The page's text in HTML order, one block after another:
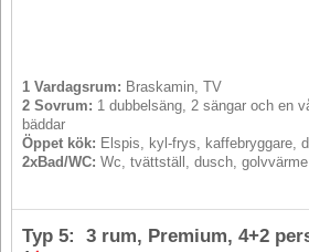
1 Vardagsrum: Braskamin, TV
2 Sovrum: 1 dubbelsäng, 2 sängar och en
bäddar
Öppet kök: Elspis, kyl-frys, kaffebryggare,
2xBad/WC: Wc, tvättställ, dusch, golvvärme
Typ 5: 3 rum, Premium, 4+2